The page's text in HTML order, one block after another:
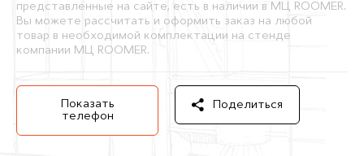
представленные на сайте, есть в наличии в МЦ ROOMER.
Вы можете рассчитать и оформить заказ на любой
товар в необходимой комплектации на стенде
компании МЦ ROOMER.
Показать
телефон
Поделиться